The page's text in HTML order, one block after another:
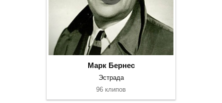
Марк Бернес
Эстрада
96 клипов